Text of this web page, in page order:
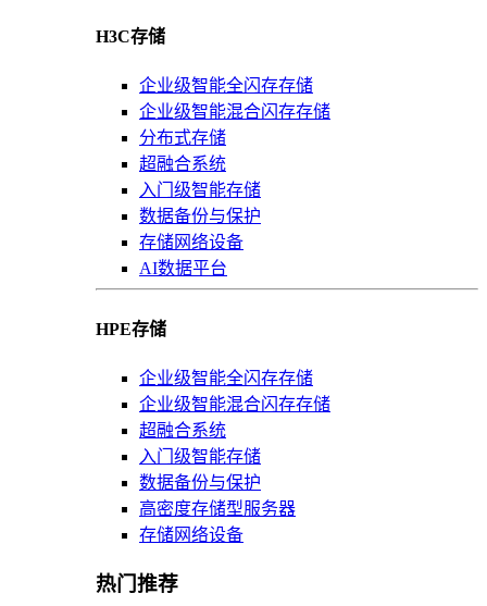
H3C存储
企业级智能全闪存存储
企业级智能混合闪存存储
分布式存储
超融合系统
入门级智能存储
数据备份与保护
存储网络设备
AI数据平台
HPE存储
企业级智能全闪存存储
企业级智能混合闪存存储
超融合系统
入门级智能存储
数据备份与保护
高密度存储型服务器
存储网络设备
热门推荐